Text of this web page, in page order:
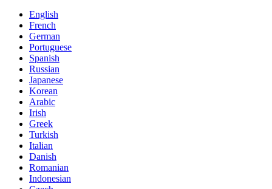
English
French
German
Portuguese
Spanish
Russian
Japanese
Korean
Arabic
Irish
Greek
Turkish
Italian
Danish
Romanian
Indonesian